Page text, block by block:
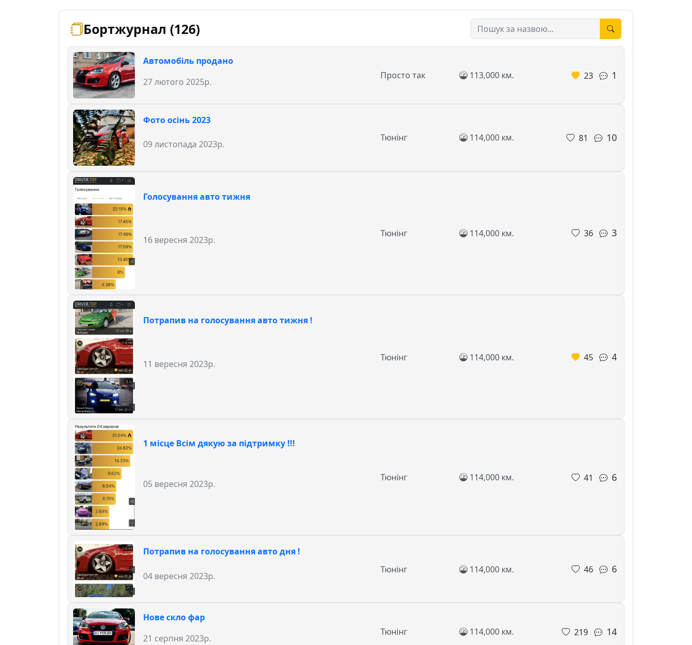
Бортжурнал (126)
Автомобіль продано
27 лютого 2025р.
Просто так 113,000 км. 23 1
Фото осінь 2023
09 листопада 2023р.
Тюнінг 114,000 км. 81 10
Голосування авто тижня
16 вересня 2023р.
Тюнінг 114,000 км. 36 3
Потрапив на голосування авто тижня !
11 вересня 2023р.
Тюнінг 114,000 км. 45 4
1 місце Всім дякую за підтримку !!!
05 вересня 2023р.
Тюнінг 114,000 км. 41 6
Потрапив на голосування авто дня !
04 вересня 2023р.
Тюнінг 114,000 км. 46 6
Нове скло фар
21 серпня 2023р.
Тюнінг 114,000 км. 219 14